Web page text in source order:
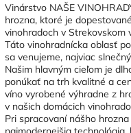
Vinárstvo NAŠE
hrozna, ktoré je
vinohradoch v Strekovskom
Táto vinohradnícka oblasť
sa venujeme, najviac
Našim hlavným cieľom je
ponúkať na trh kvalitné a
víno vyrobené výhradne z
v našich domácich
Pri spracovaní nášho